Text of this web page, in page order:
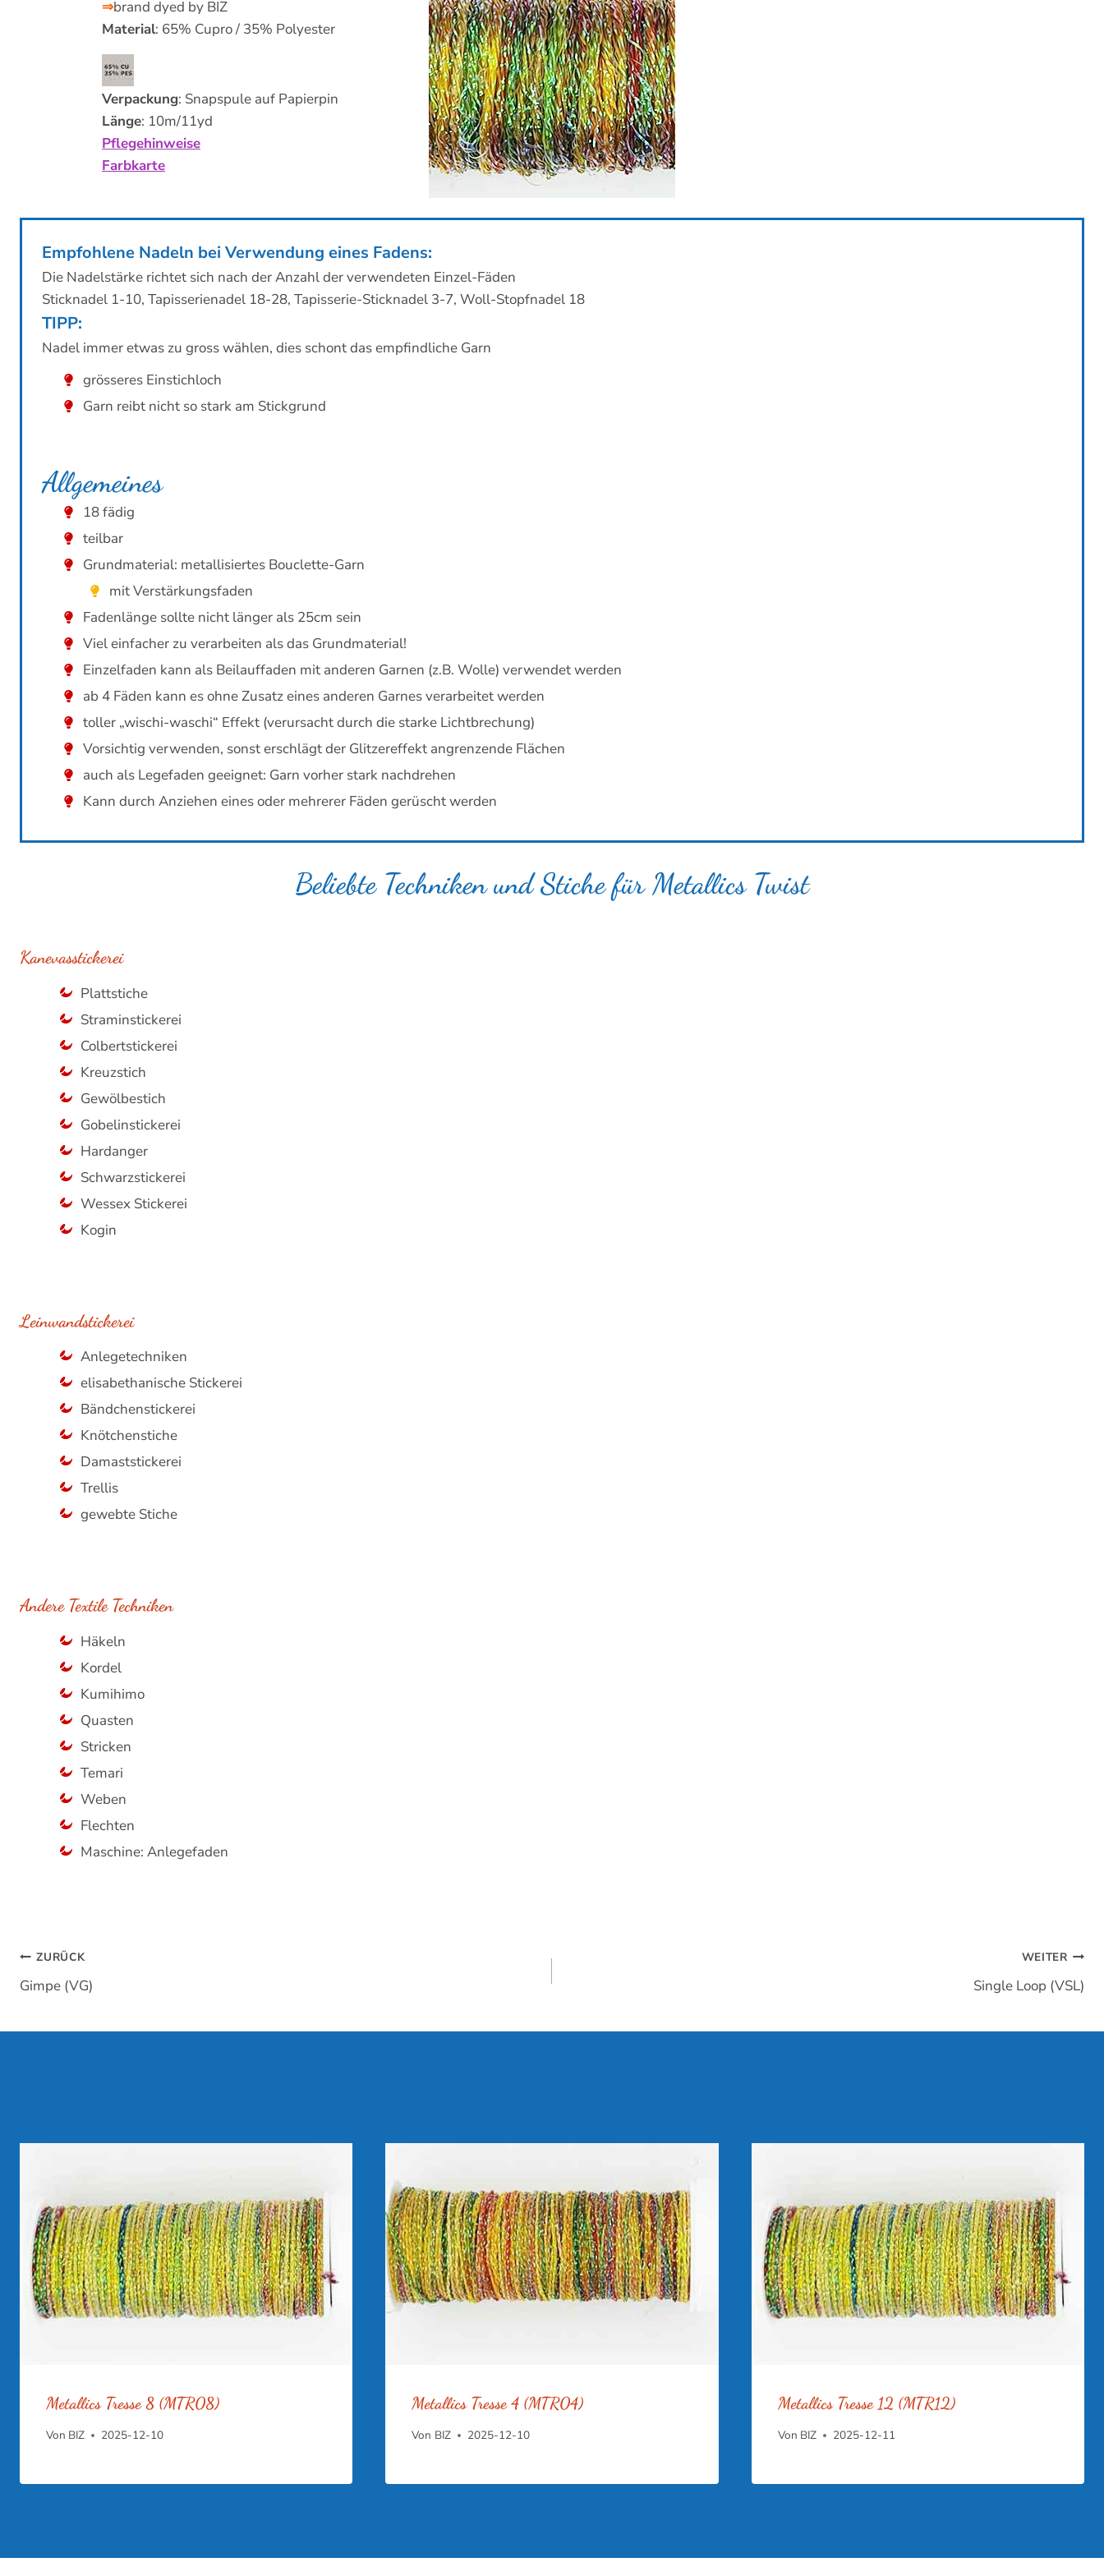
⇒brand dyed by BIZ
Material: 65% Cupro / 35% Polyester
Verpackung: Snapspule auf Papierpin
Länge: 10m/11yd
Pflegehinweise
Farbkarte
Empfohlene Nadeln bei Verwendung eines Fadens:
Die Nadelstärke richtet sich nach der Anzahl der verwendeten Einzel-Fäden
Sticknadel 1-10, Tapisserienadel 18-28, Tapisserie-Sticknadel 3-7, Woll-Stopfnadel 18
TIPP:
Nadel immer etwas zu gross wählen, dies schont das empfindliche Garn
grösseres Einstichloch
Garn reibt nicht so stark am Stickgrund
Allgemeines
18 fädig
teilbar
Grundmaterial: metallisiertes Bouclette-Garn
mit Verstärkungsfaden
Fadenlänge sollte nicht länger als 25cm sein
Viel einfacher zu verarbeiten als das Grundmaterial!
Einzelfaden kann als Beilauffaden mit anderen Garnen (z.B. Wolle) verwendet werden
ab 4 Fäden kann es ohne Zusatz eines anderen Garnes verarbeitet werden
toller „wischi-waschi“ Effekt (verursacht durch die starke Lichtbrechung)
Vorsichtig verwenden, sonst erschlägt der Glitzereffekt angrenzende Flächen
auch als Legefaden geeignet: Garn vorher stark nachdrehen
Kann durch Anziehen eines oder mehrerer Fäden gerüscht werden
Beliebte Techniken und Stiche für Metallics Twist
Kanevasstickerei
Plattstiche
Straminstickerei
Colbertstickerei
Kreuzstich
Gewölbestich
Gobelinstickerei
Hardanger
Schwarzstickerei
Wessex Stickerei
Kogin
Leinwandstickerei
Anlegetechniken
elisabethanische Stickerei
Bändchenstickerei
Knötchenstiche
Damaststickerei
Trellis
gewebte Stiche
Andere Textile Techniken
Häkeln
Kordel
Kumihimo
Quasten
Stricken
Temari
Weben
Flechten
Maschine: Anlegefaden
Beitragsnavigation
ZURÜCK
Gimpe (VG)
WEITER
Single Loop (VSL)
Metallics Tresse 8 (MTR08)
Von BIZ 2025-12-10
Metallics Tresse 4 (MTR04)
Von BIZ 2025-12-10
Metallics Tresse 12 (MTR12)
Von BIZ 2025-12-11